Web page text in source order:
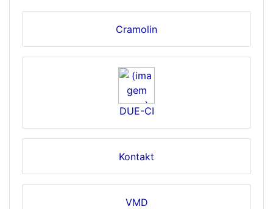
Cramolin
DUE-CI
Kontakt
VMD